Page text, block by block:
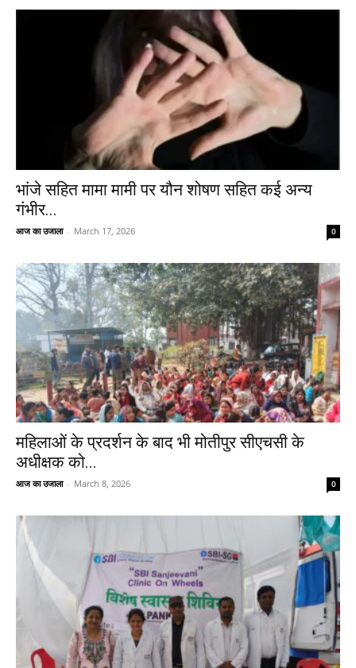
भांजे सहित मामा मामी पर यौन शोषण सहित कई अन्य
गंभीर...
आज का उजाला - March 17, 2026 0
महिलाओं के प्रदर्शन के बाद भी मोतीपुर सीएचसी के
अधीक्षक को...
आज का उजाला - March 8, 2026 0